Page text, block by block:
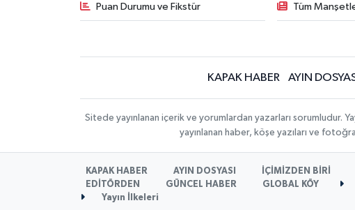
Puan Durumu ve Fikstür Tüm
KAPAK HABER AYIN
Sitede yayınlanan içerik ve yorumlardan yazarları sorumludur.
yayınlanan haber, köşe yazıları ve
KAPAK HABER AYIN DOSYASI İÇİMİZDEN BİRİ
EDİTÖRDEN
GÜNCEL HABER GLOBAL KÖY
Yayın İlkeleri